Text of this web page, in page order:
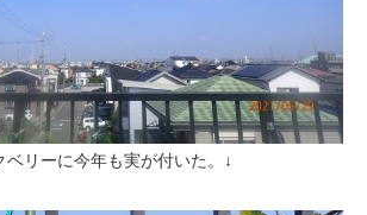
ベリーに今年も実が付いた。↓